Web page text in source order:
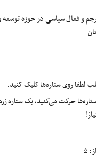
و فعال سیاسی در حوزه توسعه
لطفا روی ستاره‌ها کلیک کنید.
حرکت می‌کنید، یک ستاره
۵